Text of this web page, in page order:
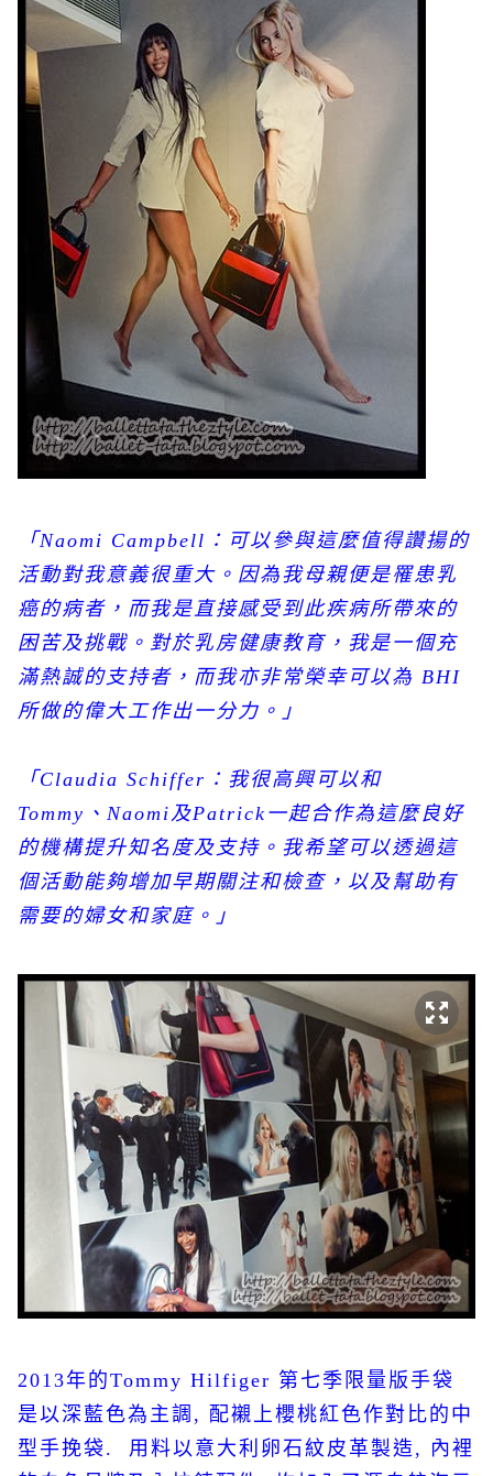
「Naomi Campbell ：可以參與這麼值得讚揚的
活動對我意義很重大。因為我母親便是罹患乳
癌的病者，而我是直接感受到此疾病所帶來的
困苦及挑戰。對於乳房健康教育，我是一個充
滿熱誠的支持者，而我亦非常榮幸可以為 BHI
所做的偉大工作出一分力。」
「 Claudia Schiffer ：我很高興可以和
Tommy 、 Naomi及Patrick 一起合作為這麼良好
的機構提升知名度及支持。我希望可以透過這
個活動能夠增加早期關注和檢查，以及幫助有
需要的婦女和家庭。」
2013年的Tommy Hilfiger 第七季限量版手袋
是以深藍色為主調 , 配襯上櫻桃紅色作對比的中
型手挽袋 . 用料以意大利卵石紋皮革製造 , 內裡